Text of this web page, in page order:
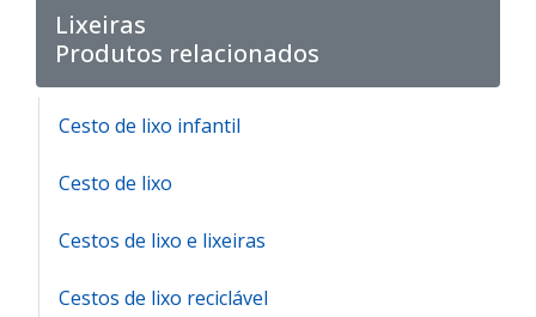
Lixeiras
Produtos relacionados
Cesto de lixo infantil
Cesto de lixo
Cestos de lixo e lixeiras
Cestos de lixo reciclável